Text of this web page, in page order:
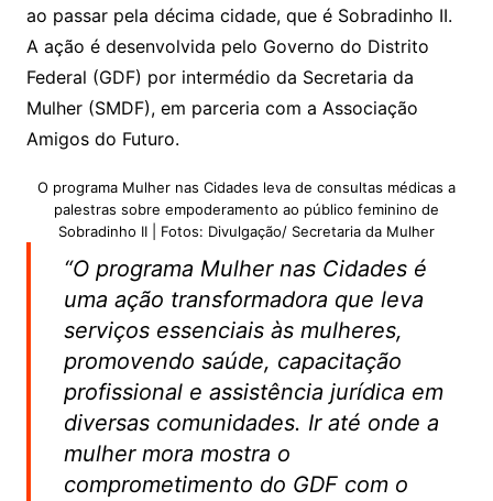
ao passar pela décima cidade, que é Sobradinho II.
A ação é desenvolvida pelo Governo do Distrito
Federal (GDF) por intermédio da Secretaria da
Mulher (SMDF), em parceria com a Associação
Amigos do Futuro.
O programa Mulher nas Cidades leva de consultas médicas a
palestras sobre empoderamento ao público feminino de
Sobradinho II | Fotos: Divulgação/ Secretaria da Mulher
“O programa Mulher nas Cidades é
uma ação transformadora que leva
serviços essenciais às mulheres,
promovendo saúde, capacitação
profissional e assistência jurídica em
diversas comunidades. Ir até onde a
mulher mora mostra o
comprometimento do GDF com o